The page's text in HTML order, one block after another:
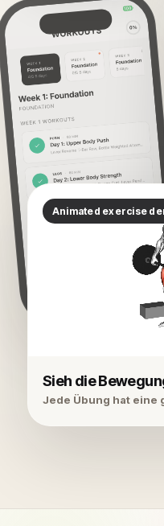
Sieh die
Jede Übung hat eine